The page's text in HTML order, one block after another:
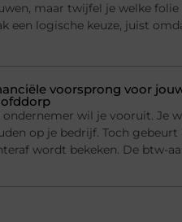
maar twijfel je welke
een logische keuze, juist
voorsprong voor
ondernemer wil je vooruit. Je
op je bedrijf. Toch
wordt bekeken. De btw-